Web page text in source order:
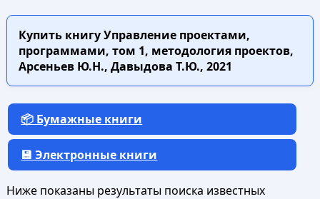
Купить книгуУправление проектами,
программами, том 1, методология проектов,
Арсеньев Ю.Н., Давыдова Т.Ю., 2021
📦 Бумажные книги
💾 Электронные книги
Ниже показаны результаты поиска известных